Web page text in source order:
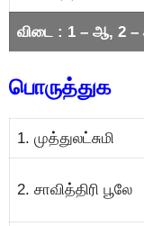
விடை : 1 – ஆ, 2
பொருத்துக
1. முத்துலட்சுமி
2. சாவித்திரி பூலே